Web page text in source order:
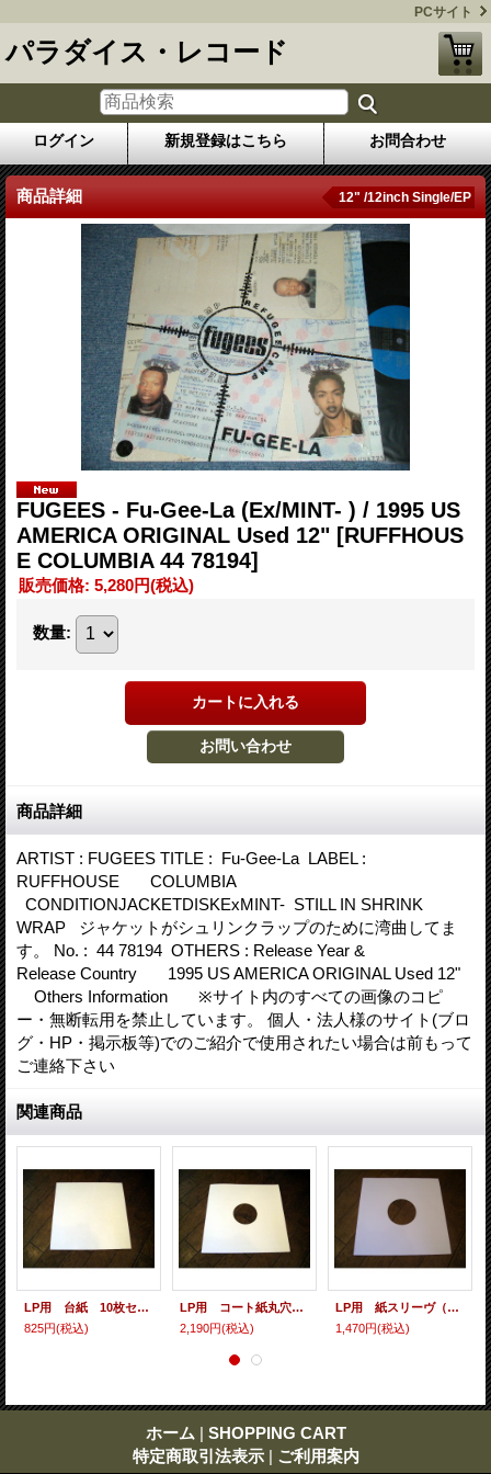
PCサイト
パラダイス・レコード
ログイン 新規登録はこちら お問合わせ
商品詳細 12" /12inch Single/EP
FUGEES - Fu-Gee-La (Ex/MINT- ) / 1995 US
AMERICA ORIGINAL Used 12" [RUFFHOUS
E COLUMBIA 44 78194]
販売価格: 5,280円(税込)
数量:
商品詳細
ARTIST : FUGEES TITLE : Fu-Gee-La LABEL :
RUFFHOUSE COLUMBIA
CONDITIONJACKETDISKExMINT- STILL IN SHRINK
WRAP ジャケットがシュリンクラップのために湾曲してま
す。 No. : 44 78194 OTHERS : Release Year &
Release Country 1995 US AMERICA ORIGINAL Used 12"
Others Information ※サイト内のすべての画像のコピ
ー・無断転用を禁止しています。 個人・法人様のサイト(ブロ
グ・HP・掲示板等)でのご紹介で使用されたい場合は前もって
ご連絡下さい
関連商品
LP用 台紙 10枚セット
825円(税込)
LP用 コート紙丸穴ジャケ 10枚セット
2,190円(税込)
LP用 紙スリーヴ（レギュラー 四角の角） 10枚セット
1,470円(税込)
ホーム | SHOPPING CART
特定商取引法表示 | ご利用案内